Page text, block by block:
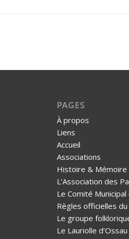
PAGES
À propos
Liens
Accueil
Associations
Histoire & Mémoire
L’Association des
Le Comité
Règles officielles du
Le groupe
Le Lauriolle d’Ossau